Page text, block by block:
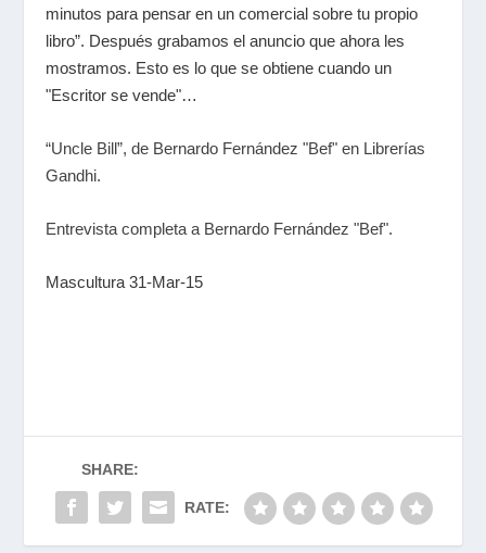
minutos para pensar en un comercial sobre tu propio
libro”. Después grabamos el anuncio que ahora les
mostramos. Esto es lo que se obtiene cuando un
"Escritor se vende"…
“Uncle Bill”, de Bernardo Fernández "Bef" en Librerías
Gandhi.
Entrevista completa a Bernardo Fernández "Bef".
Mascultura 31-Mar-15
SHARE:
RATE: